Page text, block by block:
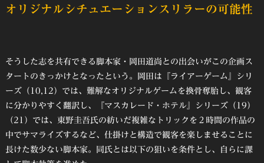
オリジナルシチュエーションスリラーの可能性
そうした志を共有できる脚本家・岡田道尚との出会いがこの企画ス
タートのきっかけとなったという。岡田は『ライアーゲーム』シリ
ーズ（10,12）では、難解なオリジナルゲームを換骨奪胎し、観客
に分かりやすく翻訳し、『マスカレード・ホテル』シリーズ（19）
（21）では、東野圭吾氏の紡いだ複雑なトリックを２時間の作品の
中でサマライズするなど、仕掛けと構造で観客を楽しませることに
長けた数少ない脚本家。同氏とは以下の狙いを条件とし、自らに課